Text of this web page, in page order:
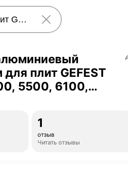
плит GEFEST
5500, 6100,
1
отзыв
Читать отзывы